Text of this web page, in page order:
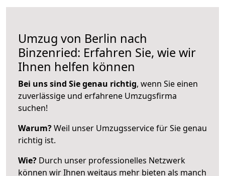
Umzug von Berlin nach
Binzenried: Erfahren Sie, wie wir
Ihnen helfen können
Bei uns sind Sie genau richtig, wenn Sie einen
zuverlässige und erfahrene Umzugsfirma
suchen!
Warum?Weil unser Umzugsservice für Sie genau
richtig ist.
Wie? Durch unser professionelles Netzwerk
können wir Ihnen weitaus mehr bieten als manch